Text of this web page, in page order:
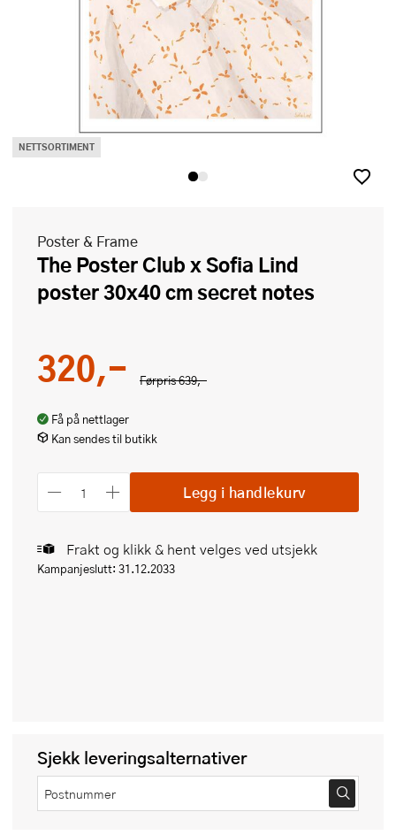
NETTSORTIMENT
Poster & Frame
The Poster Club x Sofia Lind
poster 30x40 cm secret notes
Førpris639,-
320,-
Få på nettlager
Kan sendes til butikk
Legg i handlekurv
Frakt og klikk & hent velges ved utsjekk
Kampanjeslutt: 31.12.2033
Sjekk leveringsalternativer